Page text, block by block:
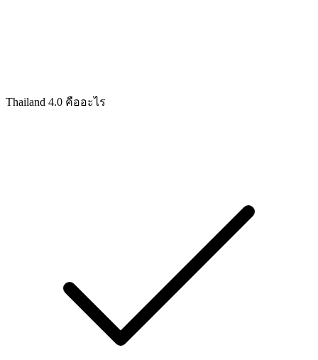
Thailand 4.0 คืออะไร